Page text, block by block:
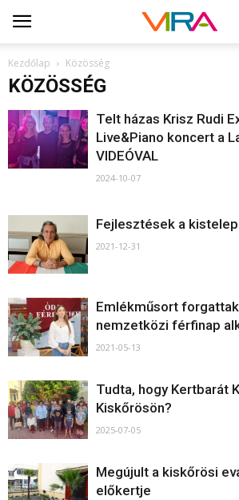
Kezdőlap Közösség
KÖZÖSSÉG
Telt házas Krisz Rudi
Live&Piano koncert a
VIDEÓVAL
2024-10-07
Fejlesztések a
2021-12-31
Emlékműsort
nemzetközi férfinap
2021-05-13
Tudta, hogy Kertbarát
Kiskőrösön?
2025-07-05
Megújult a kiskőrösi
előkertje